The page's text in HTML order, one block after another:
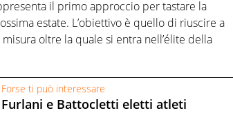
il primo approccio per tastare la
estate. L’obiettivo è quello di riuscire a
misura oltre la quale si entra nell’élite della
Forse ti può interessare
Furlani e Battocletti eletti atleti